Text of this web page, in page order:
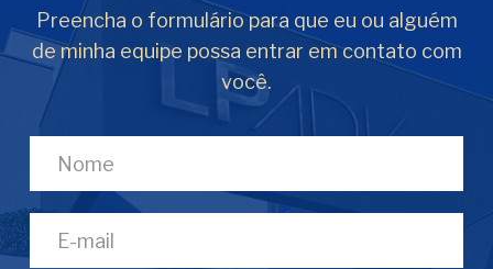
Preencha o formulário para que eu ou alguém
de minha equipe possa entrar em contato com
você.